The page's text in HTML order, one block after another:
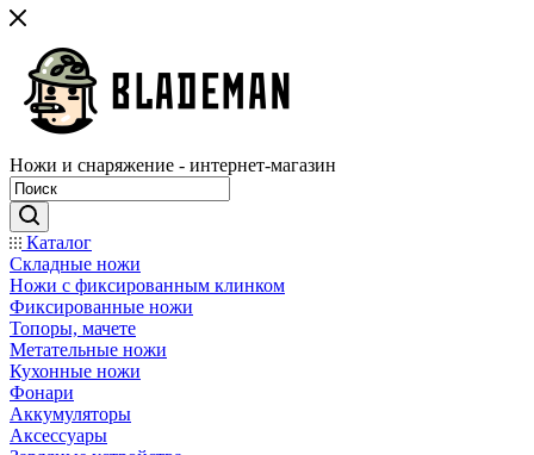
Ножи и снаряжение - интернет-магазин
Каталог
Складные ножи
Ножи с фиксированным клинком
Фиксированные ножи
Топоры, мачете
Метательные ножи
Кухонные ножи
Фонари
Аккумуляторы
Аксессуары